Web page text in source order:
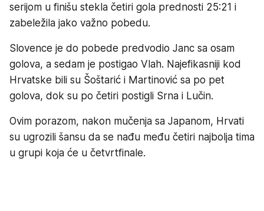
serijom u finišu stekla četiri gola prednosti 25:21 i
zabeležila jako važno pobedu.
Slovence je do pobede predvodio Janc sa osam
golova, a sedam je postigao Vlah. Najefikasniji kod
Hrvatske bili su Šoštarić i Martinović sa po pet
golova, dok su po četiri postigli Srna i Lučin.
Ovim porazom, nakon mučenja sa Japanom, Hrvati
su ugrozili šansu da se nađu među četiri najbolja tima
u grupi koja će u četvrtfinale.